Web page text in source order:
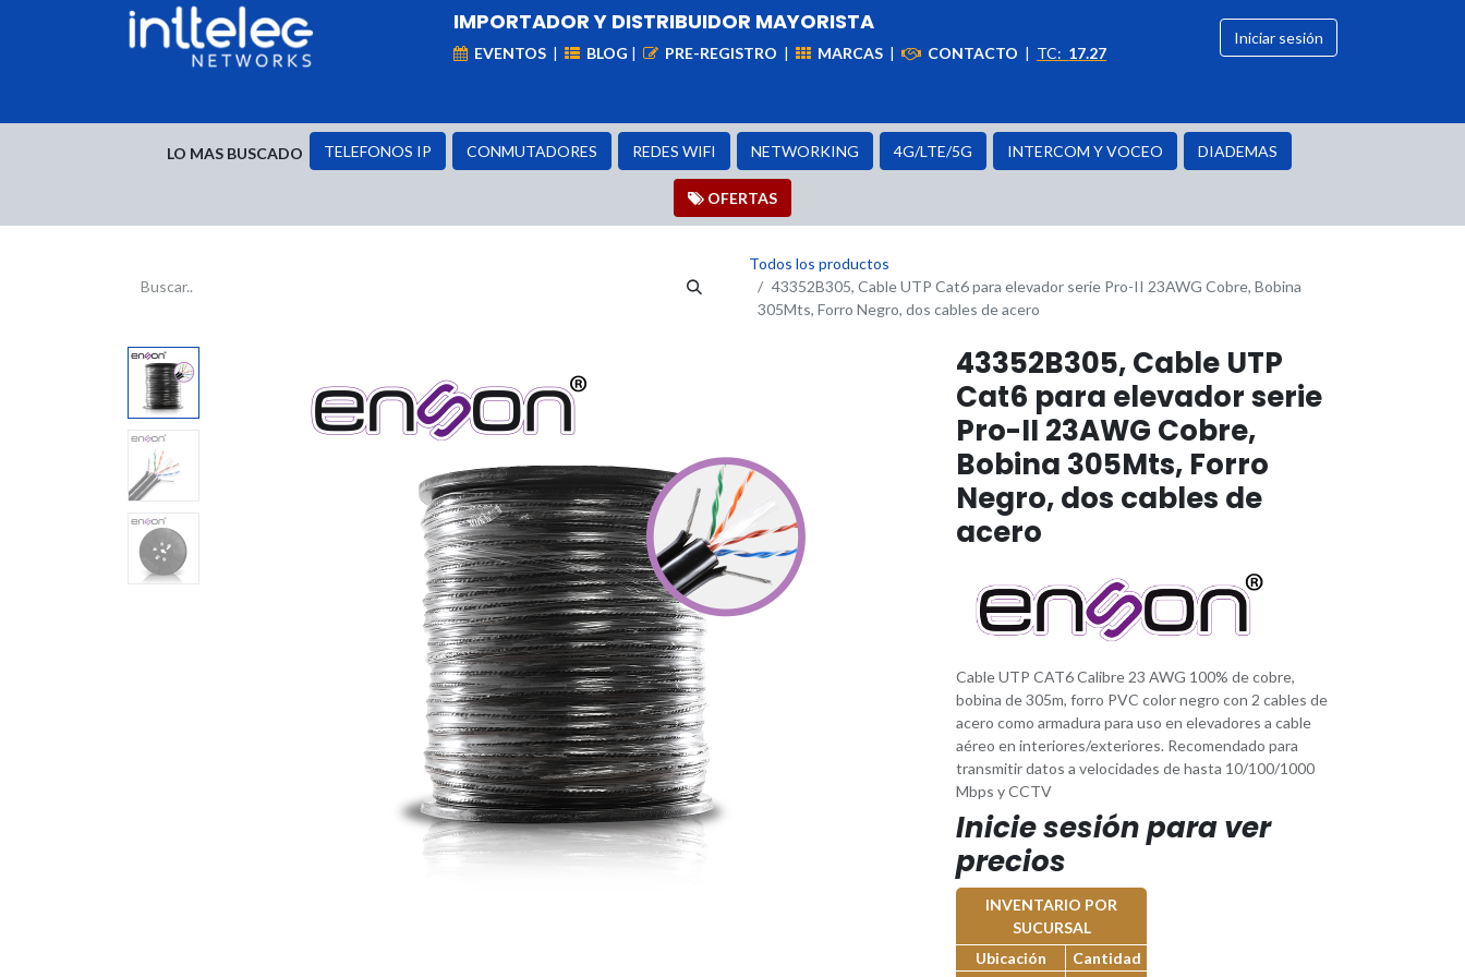
IMPORTADOR Y DISTRIBUIDOR MAYORISTA
EVENTOS | BLOG | PRE-REGISTRO | MARCAS | CONTACTO | TC: 17.27
Iniciar sesión
LO MAS BUSCADO TELEFONOS IP CONMUTADORES REDES WIFI NETWORKING 4G/LTE/5G INTERCOM Y VOCEO DIADEMAS
OFER​​​​TAS
Todos los productos
43352B305, Cable UTP Cat6 para elevador serie Pro-II 23AWG Cobre, Bobina
305Mts, Forro Negro, dos cables de acero
43352B305, Cable UTP
Cat6 para elevador serie
Pro-II 23AWG Cobre,
Bobina 305Mts, Forro
Negro, dos cables de
acero
Cable UTP CAT6 Calibre 23 AWG 100% de cobre,
bobina de 305m, forro PVC color negro con 2 cables de
acero como armadura para uso en elevadores a cable
aéreo en interiores/exteriores. Recomendado para
transmitir datos a velocidades de hasta 10/100/1000
Mbps y CCTV
Inicie sesión para ver
precios
INVENTARIO POR
SUCURSAL
Ubicación
Cantidad